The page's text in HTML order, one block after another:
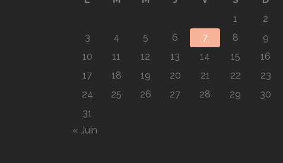
1
2
3
4 5 6 7 8
9
10
11 12 13 14 15
16
17
18 19 20 21 22
23
24
25 26 27 28 29
30
31
« Juin